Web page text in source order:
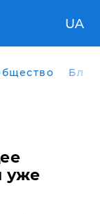
UA
уже